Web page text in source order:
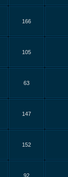
166
105
63
147
152
92